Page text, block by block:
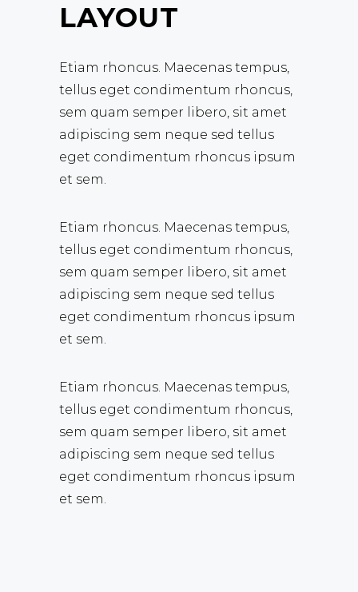
LAYOUT
Etiam rhoncus. Maecenas tempus,
tellus eget condimentum rhoncus,
sem quam semper libero, sit amet
adipiscing sem neque sed tellus
eget condimentum rhoncus ipsum
et sem.
Etiam rhoncus. Maecenas tempus,
tellus eget condimentum rhoncus,
sem quam semper libero, sit amet
adipiscing sem neque sed tellus
eget condimentum rhoncus ipsum
et sem.
Etiam rhoncus. Maecenas tempus,
tellus eget condimentum rhoncus,
sem quam semper libero, sit amet
adipiscing sem neque sed tellus
eget condimentum rhoncus ipsum
et sem.